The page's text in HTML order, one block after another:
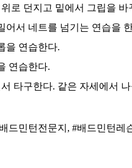
로 던지고 밑에서 그립을 바
서 네트를 넘기는 연습을
을 연습한다.
연습한다.
타구한다. 같은 자세에서
드민턴전문지, #배드민턴